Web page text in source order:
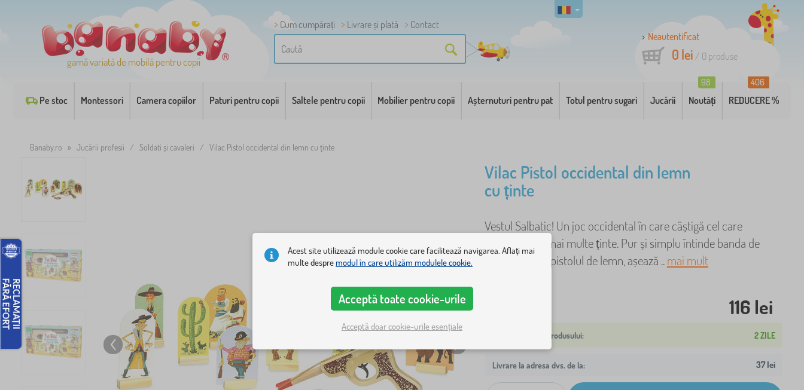
gamă variată de mobilă pentru copii
Cum cumpărați Livrare și plată
Contact
Neautentificat
0 lei / 0 produse
Pe stoc Montessori Camera copiilor Paturi pentru copii Saltele pentru copii Mobilier pentru copii Așternuturi pentru pat Totul pentru sugari Jucării Noutăți
98
REDUCERE %
406
Banaby.ro » Jucării profesii / Soldati și cavaleri / Vilac Pistol occidental din lemn cu ținte
Vilac Pistol occidental din lemn
cu ținte
Vestul Salbatic! Un joc occidental în care câștigă cel care
doboară cele mai multe ținte. Pur și simplu întinde banda de
cauciuc peste pistolul de lemn, așează ..mai mult
116 lei
2 ZILE
Livrare la adresa dvs. de la: 37 lei
Acest site utilizează module cookie care facilitează navigarea. Aflați mai
multe despremodul în care utilizăm modulele cookie.
Acceptă toate cookie-urile
Acceptă doar cookie-urile esențiale